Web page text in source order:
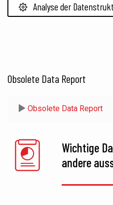
Analyse der
Obsolete Data Report
Obsolete Data Report
Wichtige
andere